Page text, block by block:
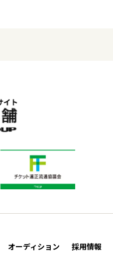
オーディション 採用情報